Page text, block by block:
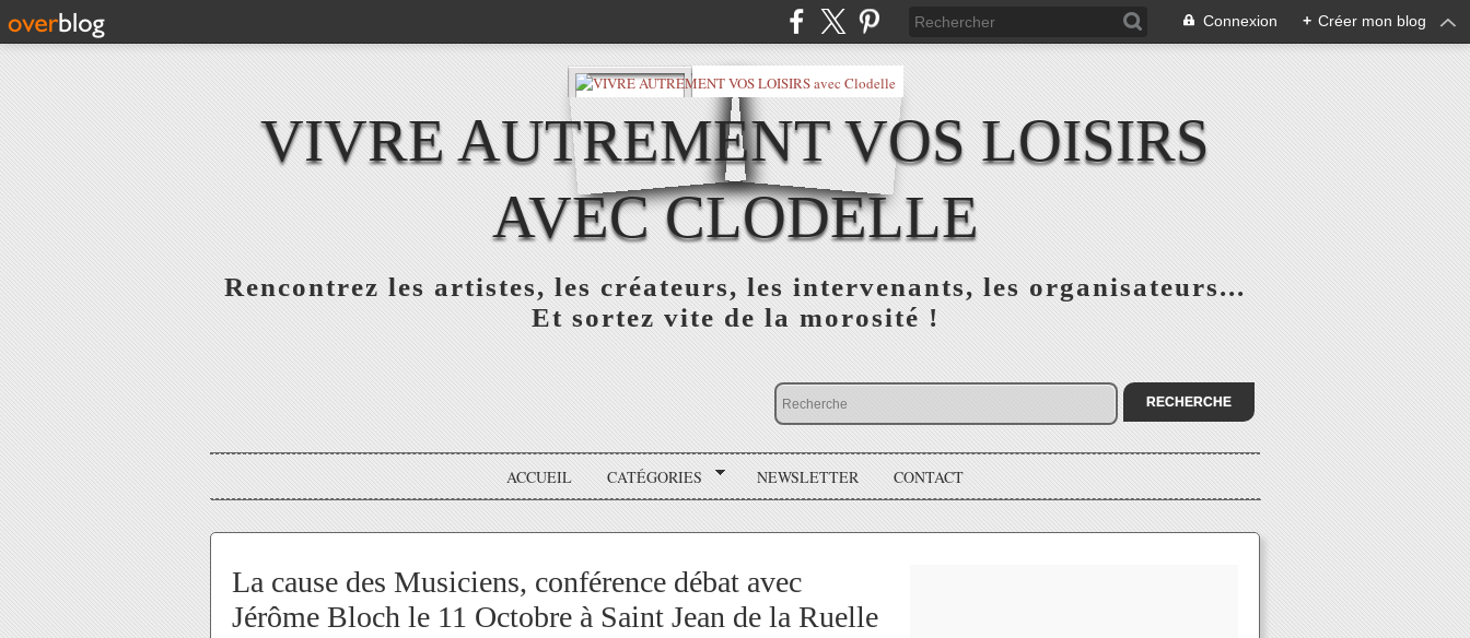
Connexion + Créer mon blog
VIVRE AUTREMENT VOS LOISIRS
AVEC CLODELLE
Rencontrez les artistes, les créateurs, les intervenants, les organisateurs...
Et sortez vite de la morosité !
ACCUEIL CATÉGORIES NEWSLETTER CONTACT
La cause des Musiciens, conférence débat avec
Jérôme Bloch le 11 Octobre à Saint Jean de la Ruelle